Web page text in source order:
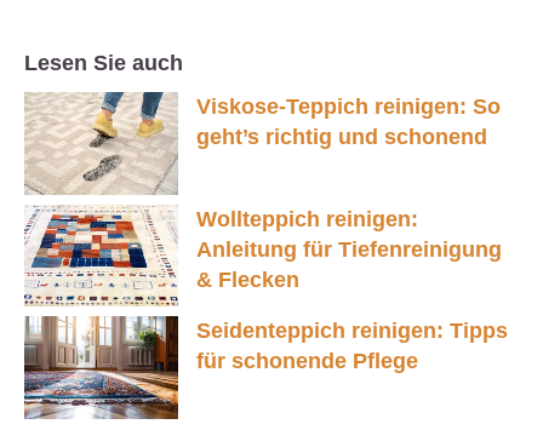
Lesen Sie auch
Viskose-Teppich reinigen: So
geht’s richtig und schonend
Wollteppich reinigen:
Anleitung für Tiefenreinigung
& Flecken
Seidenteppich reinigen: Tipps
für schonende Pflege